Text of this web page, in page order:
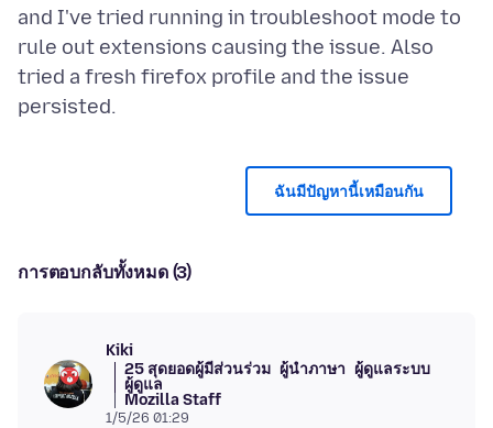
and I've tried running in troubleshoot mode to
rule out extensions causing the issue. Also
tried a fresh firefox profile and the issue
ฉันมีปัญหานี้เหมือนกัน
การตอบกลับทั้งหมด (3)
Kiki
25 สุดยอดผู้มีส่วนร่วม ผู้นำภาษา ผู้ดูแลระบบ
ผู้ดูแล
Mozilla Staff
1/5/26 01:29